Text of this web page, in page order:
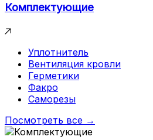
Комплектующие
Уплотнитель
Вентиляция кровли
Герметики
Факро
Саморезы
Посмотреть все →